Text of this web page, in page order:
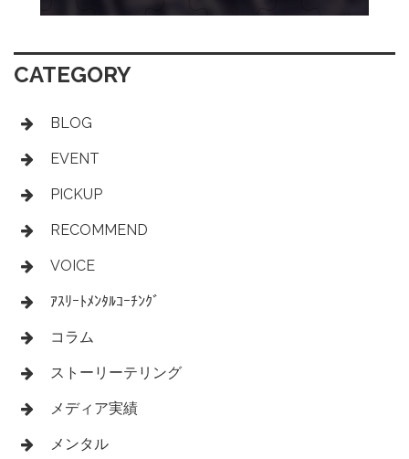
CATEGORY
BLOG
EVENT
PICKUP
RECOMMEND
VOICE
ｱｽﾘｰﾄﾒﾝﾀﾙｺｰﾁﾝｸﾞ
コラム
ストーリーテリング
メディア実績
メンタル